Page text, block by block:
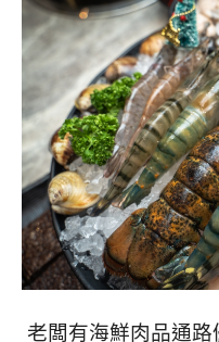
老闆有海鮮肉品通